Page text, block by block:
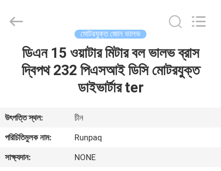
আমাদের
সম্পর্কে
কারখানা
মোটরযুক্ত জোন ভালভ
ডিএন 15 ওয়াটার মিটার বল ভালভ ব্রাস
দ্বিপথ 232 পিএসআই ডিসি মোটরযুক্ত
ডাইভার্টার ter
উৎপত্তি স্থল:
চীন
পরিচিতিমুলক নাম:
Runpaq
সাক্ষ্যদান:
NONE